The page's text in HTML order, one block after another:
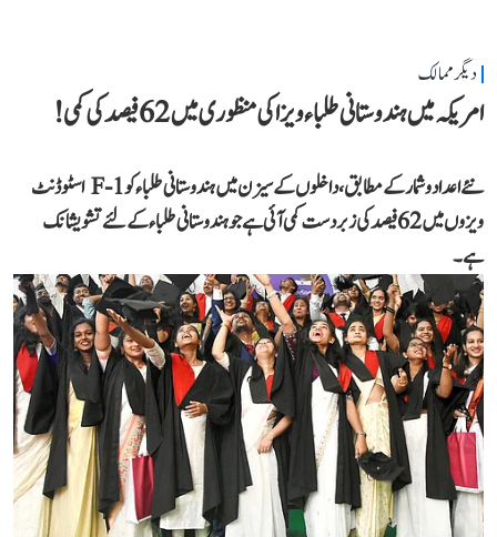
دیگر ممالک
امریکہ میں ہندوستانی طلباء ویزا کی منظوری میں 62 فیصد کی کمی!
نئے اعداد و شمار کے مطابق، داخلوں کے سیزن میں ہندوستانی طلباء کو F-1 اسٹوڈنٹ
ویزوں میں 62 فیصد کی زبردست کمی آئی ہے جو ہندوستانی طلباء کے لئے تشویشانک
ہے۔